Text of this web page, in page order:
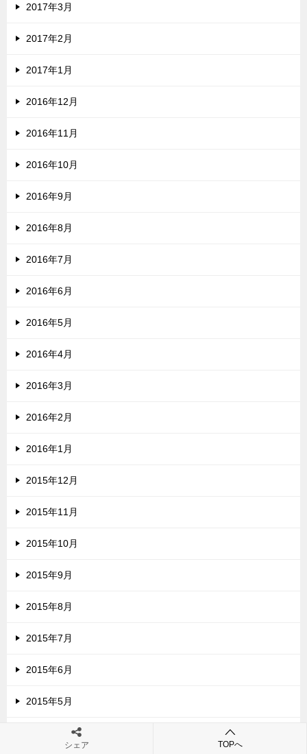
2017年3月
2017年2月
2017年1月
2016年12月
2016年11月
2016年10月
2016年9月
2016年8月
2016年7月
2016年6月
2016年5月
2016年4月
2016年3月
2016年2月
2016年1月
2015年12月
2015年11月
2015年10月
2015年9月
2015年8月
2015年7月
2015年6月
2015年5月
2015年2月
シェア TOPへ